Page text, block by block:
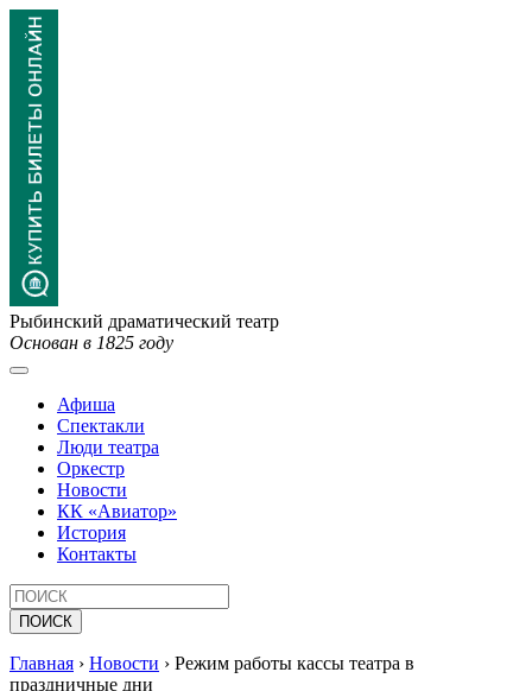
Рыбинский драматический театр
Основан в 1825 году
Афиша
Спектакли
Люди театра
Оркестр
Новости
КК «Авиатор»
История
Контакты
Главная › Новости › Режим работы кассы театра в
праздничные дни